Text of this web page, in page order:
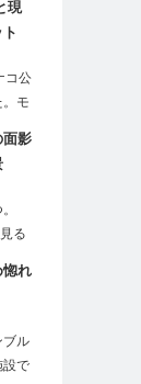
現
コ公
。モ
面影
る
惚れ
ブル
設で